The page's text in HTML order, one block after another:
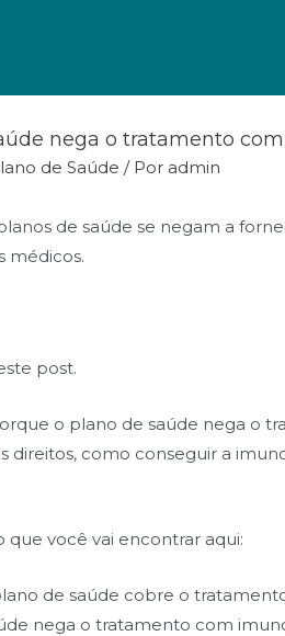
nega o tratamento
de Saúde / Por admin
de saúde se negam a
médicos.
post.
o plano de saúde nega o
direitos, como conseguir a
você vai encontrar aqui:
de saúde cobre o
nega o tratamento com